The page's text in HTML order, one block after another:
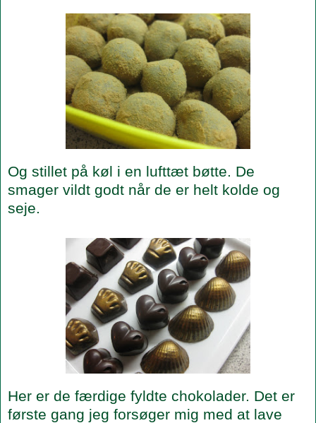
Og stillet på køl i en lufttæt bøtte. De
smager vildt godt når de er helt kolde og
seje.
Her er de færdige fyldte chokolader. Det er
første gang jeg forsøger mig med at lave